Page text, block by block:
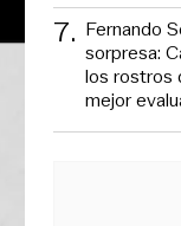
7. Fernando
sorpresa:
los rostros
mejor